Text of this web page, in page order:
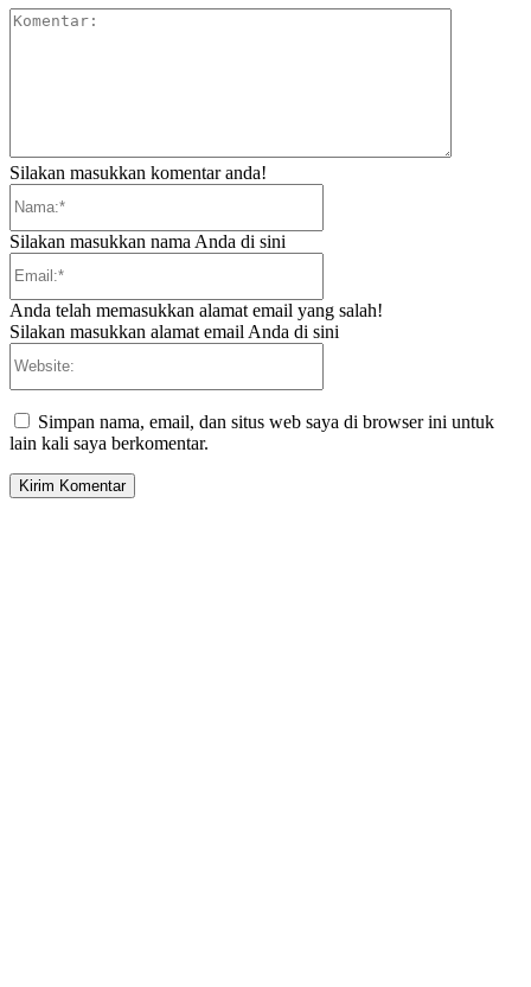
Silakan masukkan komentar anda!
Silakan masukkan nama Anda di sini
Anda telah memasukkan alamat email yang salah!
Silakan masukkan alamat email Anda di sini
Simpan nama, email, dan situs web saya di browser ini untuk
lain kali saya berkomentar.